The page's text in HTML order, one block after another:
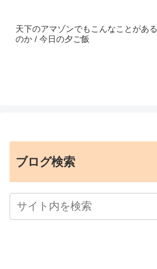
天下のアマゾンでもこんなことがある
のか / 今日の夕ご飯
ブログ検索